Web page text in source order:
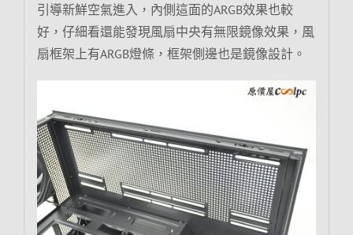
引導新鮮空氣進入，內側這面的ARGB效果也較
好，仔細看還能發現風扇中央有無限鏡像效果，風
扇框架上有ARGB燈條，框架側邊也是鏡像設計。